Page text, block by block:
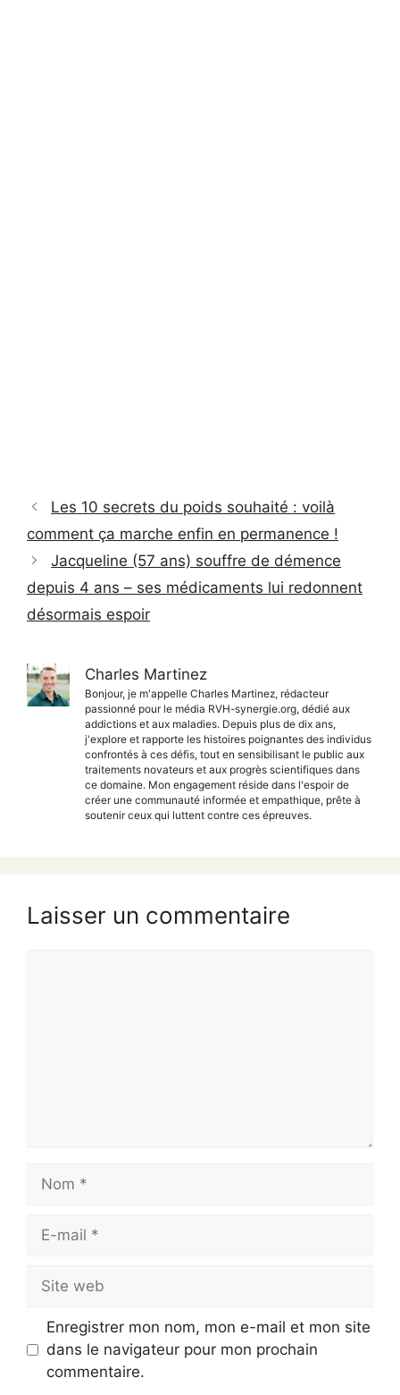
Les 10 secrets du poids souhaité : voilà
comment ça marche enfin en permanence !
Jacqueline (57 ans) souffre de démence
depuis 4 ans – ses médicaments lui redonnent
désormais espoir
Charles Martinez
Bonjour, je m'appelle Charles Martinez, rédacteur
passionné pour le média RVH-synergie.org, dédié aux
addictions et aux maladies. Depuis plus de dix ans,
j'explore et rapporte les histoires poignantes des individus
confrontés à ces défis, tout en sensibilisant le public aux
traitements novateurs et aux progrès scientifiques dans
ce domaine. Mon engagement réside dans l'espoir de
créer une communauté informée et empathique, prête à
soutenir ceux qui luttent contre ces épreuves.
Laisser un commentaire
Nom
Site
web
Enregistrer mon nom, mon e-mail et mon site
dans le navigateur pour mon prochain
commentaire.